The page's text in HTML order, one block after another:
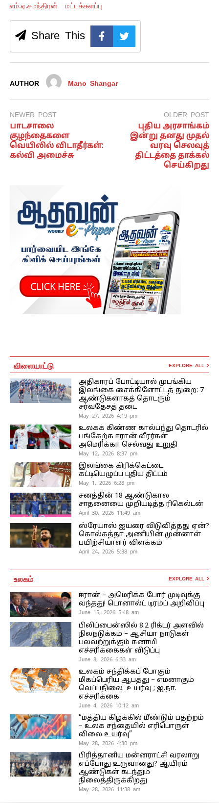
எம்.ஏ.சுமந்திரன்
மட்டக்களப்பு
Share This
AUTHOR Mano Shangar
NEWER POST
பாடசாலை
குழந்தைகளை
வெயிலில் விடாதீர்கள்:
கல்வி அமைச்சு
OLDER POST
புதிய அரசாங்கம்
இன்று தனது முதல்
வரவு செலவுத்
திட்டத்தை தாக்கல்
செய்கிறது
விளையாட்டு EXPLORE ALL
அதிகாரப் போட்டியால் முடங்கிய
இலங்கை சைக்கிளோட்டத் துறை: 7
ஆண்டுகளாகத் தொடரும்
சர்வதேசத் தடை
May 27, 2026 4:19 pm
உலகக் கிண்ண கால்பந்து தொடரில்
பங்கேற்க ஈரான் வீரர்கள்
அமெரிக்கா செல்வது உறுதி
May 12, 2026 8:37 pm
இலங்கை கிரிக்கெட்டை
கட்டியெழுப்ப புதிய திட்டம்
May 1, 2026 6:28 pm
சனத்தின் 18 ஆண்டுகால
சாதனையை முறியடித்த ரிகெல்டன்
April 30, 2026 11:49 am
ஸ்ரேயாஸ் ஐயரை விடுவித்தது ஏன்?
கொல்கத்தா அணியின் முன்னாள்
பயிற்சியாளர் விளக்கம்
April 24, 2026 5:38 pm
உலகம் EXPLORE ALL
ஈரான் – அமெரிக்க போர் முடிவுக்கு
வந்தது! டொனால்ட் டிரம்ப் அறிவிப்பு
June 15, 2026 5:48 am
பிலிப்பைன்ஸில் 8.2 ரிக்டர் அளவில்
நிலநடுக்கம் – ஆசியா நாடுகள்
பலவற்றுக்கும் சுனாமி
எச்சரிக்கைகள் விடுப்பு
June 8, 2026 6:33 am
உலகம் சந்திக்கப் போகும்
மிகப்பெரிய ஆபத்து – எமனாகும்
வெப்பநிலை உயர்வு ; ஐ.நா.
எச்சரிக்கை
June 4, 2026 10:12 am
“மத்திய கிழக்கில் மீண்டும் பதற்றம்
– உலக சந்தையில் எரிபொருள்
விலை உயர்வு”
May 28, 2026 4:30 pm
பிரித்தானிய மன்னராட்சி வரலாறு
எப்போது உருவானது? ஆயிரம்
ஆண்டுகள் கடந்தும்
நிலைத்திருக்கிறது
May 28, 2026 11:38 am